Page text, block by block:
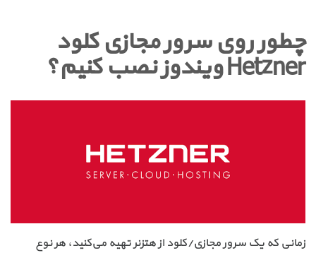
چطور روی سرور مجازی کلود
Hetzner ویندوز نصب کنیم؟
زمانی که یک سرور مجازی/کلود از هتزنر تهیه می‌کنید، هر نوع